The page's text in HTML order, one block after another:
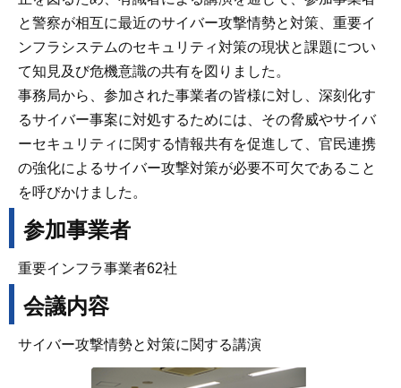
と警察が相互に最近のサイバー攻撃情勢と対策、重要イ
ンフラシステムのセキュリティ対策の現状と課題につい
て知見及び危機意識の共有を図りました。
事務局から、参加された事業者の皆様に対し、深刻化す
るサイバー事案に対処するためには、その脅威やサイバ
ーセキュリティに関する情報共有を促進して、官民連携
の強化によるサイバー攻撃対策が必要不可欠であること
を呼びかけました。
参加事業者
重要インフラ事業者62社
会議内容
サイバー攻撃情勢と対策に関する講演